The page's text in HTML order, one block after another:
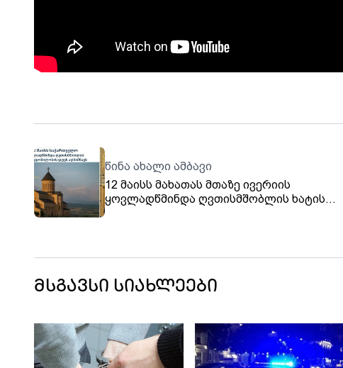
წინა ახალი ამბავი
12 მაისს მახათას მთაზე ივერიის
ყოვლადწმინდა ღვთისმშობლის ხატის
მსგავსი სიახლეები